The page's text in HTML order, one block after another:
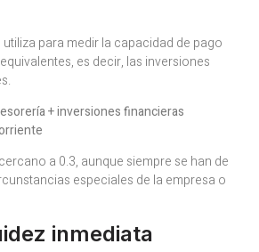
utiliza para medir la capacidad de pago
es decir, las inversiones
+ inversiones financieras
a 0.3, aunque siempre se han de
especiales de la empresa o
inmediata